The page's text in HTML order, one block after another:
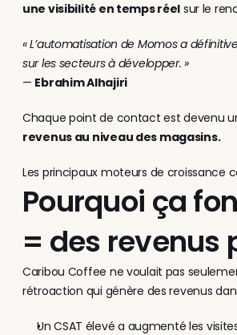
une visibilité en temps réel sur le
« L’automatisation de Momos a
sur les secteurs à développer. »
— Ebrahim Alhajiri
Chaque point de contact est devenu
revenus au niveau des magasins.
Les principaux moteurs de croissance
Pourquoi ça
= des revenus
Caribou Coffee ne voulait pas
rétroaction qui génère des revenus
Un CSAT élevé a augmenté les